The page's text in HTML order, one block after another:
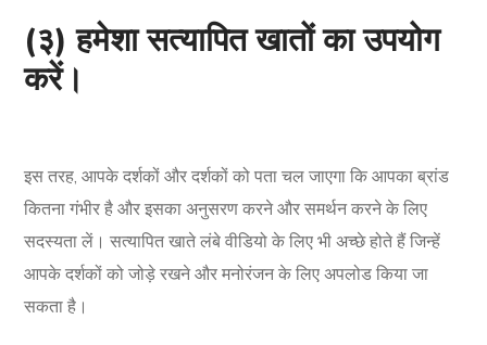
(३) हमेशा सत्यापित खातों का उपयोग
करें।
इस तरह, आपके दर्शकों और दर्शकों को पता चल जाएगा कि आपका ब्रांड
कितना गंभीर है और इसका अनुसरण करने और समर्थन करने के लिए
सदस्यता लें। सत्यापित खाते लंबे वीडियो के लिए भी अच्छे होते हैं जिन्हें
आपके दर्शकों को जोड़े रखने और मनोरंजन के लिए अपलोड किया जा
सकता है।